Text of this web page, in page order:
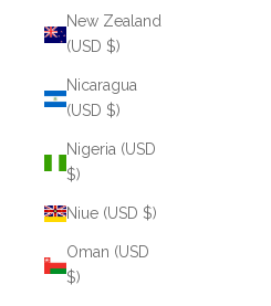
New Zealand
(USD $)
Nicaragua
(USD $)
Nigeria (USD
$)
Niue (USD $)
Oman (USD
$)